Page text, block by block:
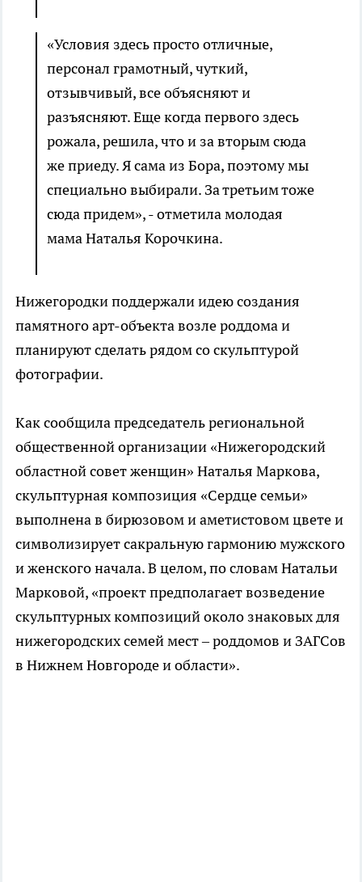
«Условия здесь просто отличные,
персонал грамотный, чуткий,
отзывчивый, все объясняют и
разъясняют. Еще когда первого здесь
рожала, решила, что и за вторым сюда
же приеду. Я сама из Бора, поэтому мы
специально выбирали. За третьим тоже
сюда придем», - отметила молодая
мама Наталья Корочкина.
Нижегородки поддержали идею создания
памятного арт-объекта возле роддома и
планируют сделать рядом со скульптурой
фотографии.
Как сообщила председатель региональной
общественной организации «Нижегородский
областной совет женщин» Наталья Маркова,
скульптурная композиция «Сердце семьи»
выполнена в бирюзовом и аметистовом цвете и
символизирует сакральную гармонию мужского
и женского начала. В целом, по словам Натальи
Марковой, «проект предполагает возведение
скульптурных композиций около знаковых для
нижегородских семей мест – роддомов и ЗАГСов
в Нижнем Новгороде и области».